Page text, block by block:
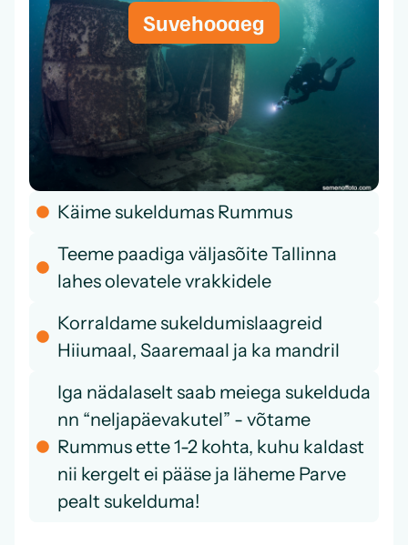
Suvehooaeg
Käime sukeldumas Rummus
Teeme paadiga väljasõite Tallinna
lahes olevatele vrakkidele
Korraldame sukeldumislaagreid
Hiiumaal, Saaremaal ja ka mandril
Iga nädalaselt saab meiega sukelduda
nn “neljapäevakutel” - võtame
Rummus ette 1-2 kohta, kuhu kaldast
nii kergelt ei pääse ja läheme Parve
pealt sukelduma!